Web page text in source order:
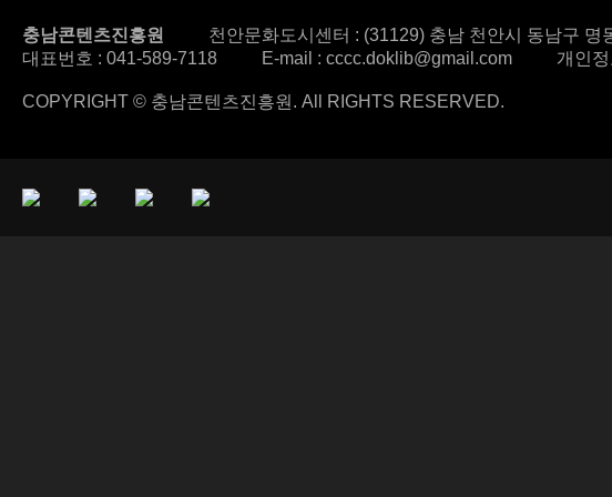
충남콘텐츠진흥원 천안문화도시센터 : (31129) 충남 천안시 동남구 명
대표번호 : 041-589-7118 E-mail : cccc.doklib@gmail.com 개인
COPYRIGHT © 충남콘텐츠진흥원. All RIGHTS RESERVED.